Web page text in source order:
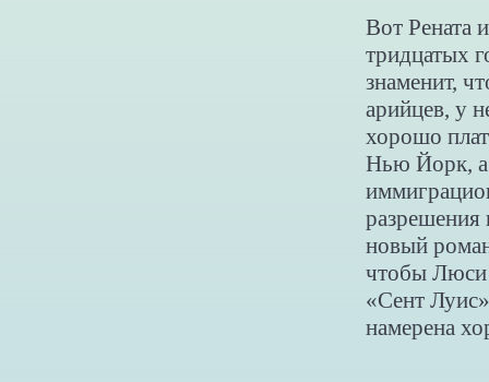
Вот Рената
тридцатых
знаменит,
арийцев, у
хорошо
Нью Йорк, а
разрешения
новый
чтобы Люси
«Сент
намерена